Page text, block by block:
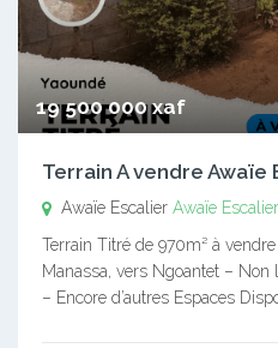
19 500 000 xaf
Terrain A vendre Awaïe
Awaïe Escalier Awaïe Escalier
Terrain Titré de 970m² à
Manassa, vers Ngoantet – Non
– Encore d’autres Espaces